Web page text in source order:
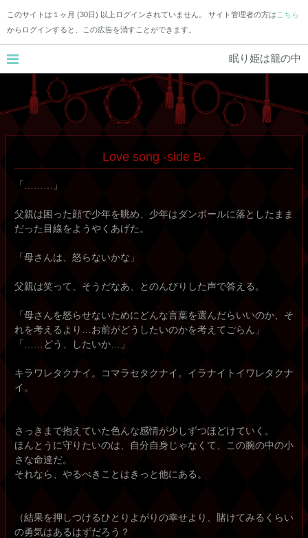
このサイトは１ヶ月 (30日) 以上ログインされていません。 サイト管理者の方は こちら
からログインすると、この広告を消すことができます。
眠り姫は籠の中
Love song -side B-
「………」
父親は困った顔で少年を眺め、少年はダンボールに落としたまま
だった目線をようやくあげた。
「母さんは、怒らないかな」
父親は笑って、そうだなあ、とのんびりした声で答える。
「母さんを怒らせないためにどんな言葉を選んだらいいのか、そ
れを考えるより…お前がどうしたいのかを考えてごらん」
「……どう、したいか…」
キラワレタクナイ。コマラセタクナイ。イラナイトイワレタクナ
イ。
さっきまで抱えていた色んな感情が少しずつほどけていく。
ほんとうに守りたいのは、自分自身じゃなくて、この腕の中の小
さな命達だ。
それなら、やるべきことはきっと他にある。
（結果を押しつけるひとりよがりの幸せより、賭けてみるくらい
の勇気はあるはずだろう？